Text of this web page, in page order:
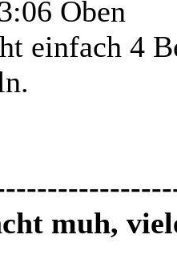
Oben
einfach 4
muh,